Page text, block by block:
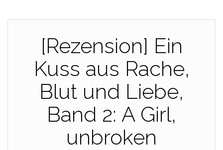
[Rezension] Ein
Kuss aus Rache,
Blut und Liebe,
Band 2: A Girl,
unbroken